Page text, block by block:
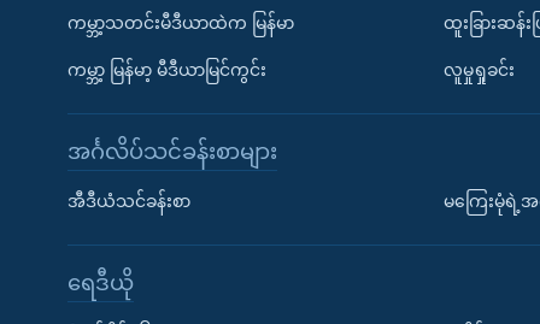
ကမ္ဘာ့သတင်းမီဒီယာထဲက မြန်မာ
ကမ္ဘာ့ မြန်မာ့ မီဒီယာမြင်ကွင်း
ထူးခြားဆန်း
လူမှုရှုခင်း
အင်္ဂလိပ်သင်ခန်းစာများ
အီဒီယံသင်ခန်းစာ မကြေးမုံရဲ့အ
ရေဒီယို